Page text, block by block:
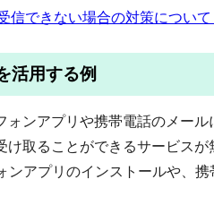
できない場合の対策について
活用する例
ンアプリや携帯電話のメール
取ることができるサービスが
アプリのインストールや、携